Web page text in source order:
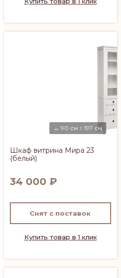
↔ 90 см ↕ 197 см
Шкаф витрина Мира 23
(белый)
34 000 ₽
Снят с поставок
Купить товар в 1 клик